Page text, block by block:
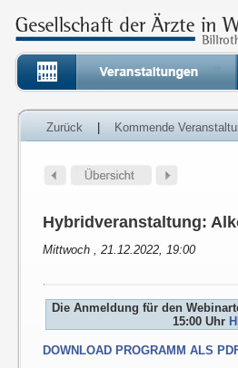
Zurück Kommende
Hybridveranstaltung:
Mittwoch , 21.12.2022, 19:00
Die Anmeldung für den
15:00 Uhr
DOWNLOAD PROGRAMM ALS